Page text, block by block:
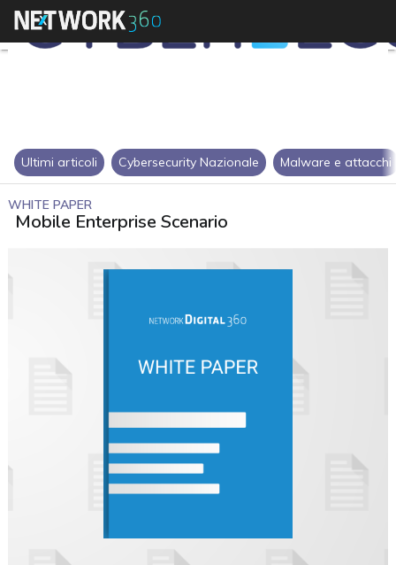
Ultimi articoli Cybersecurity Nazionale Malware e attacchi
WHITE PAPER
Mobile Enterprise Scenario